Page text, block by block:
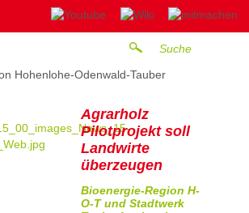
Agrarholz
Pilotprojekt soll
Landwirte
überzeugen
Bioenergie-Region H-
O-T und Stadtwerk